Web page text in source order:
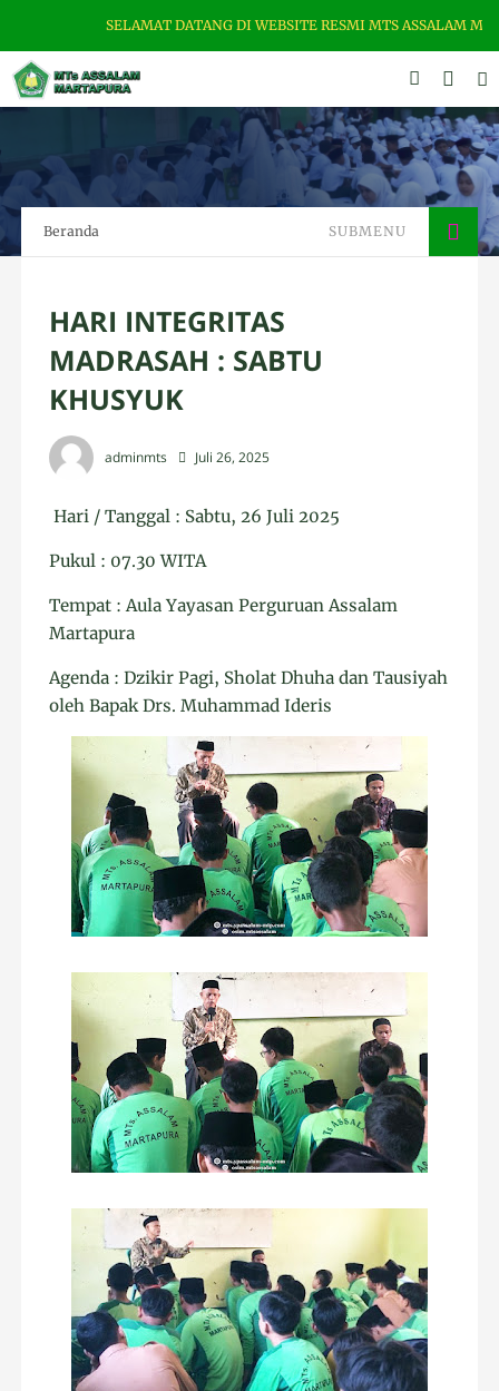
SELAMAT DATANG DI WEBSITE RESMI MTS ASSALAM
Beranda SUBMENU
HARI INTEGRITAS
MADRASAH : SABTU
KHUSYUK
adminmts Juli 26, 2025
Hari / Tanggal : Sabtu, 26 Juli 2025
Pukul : 07.30 WITA
Tempat : Aula Yayasan Perguruan Assalam
Martapura
Agenda : Dzikir Pagi, Sholat Dhuha dan Tausiyah
oleh Bapak Drs. Muhammad Ideris